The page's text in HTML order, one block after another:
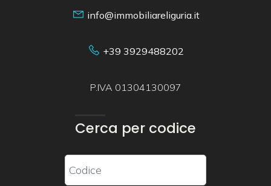
info@immobiliareliguria.it
+39 3929488202
P.IVA 01304130097
Cerca per codice